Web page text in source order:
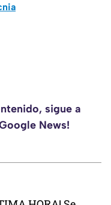
sigue a
News!